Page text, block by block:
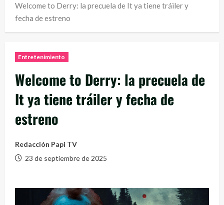
Welcome to Derry: la precuela de It ya tiene tráiler y
fecha de estreno
Entretenimiento
Welcome to Derry: la precuela de
It ya tiene tráiler y fecha de
estreno
Redacción Papi TV
23 de septiembre de 2025